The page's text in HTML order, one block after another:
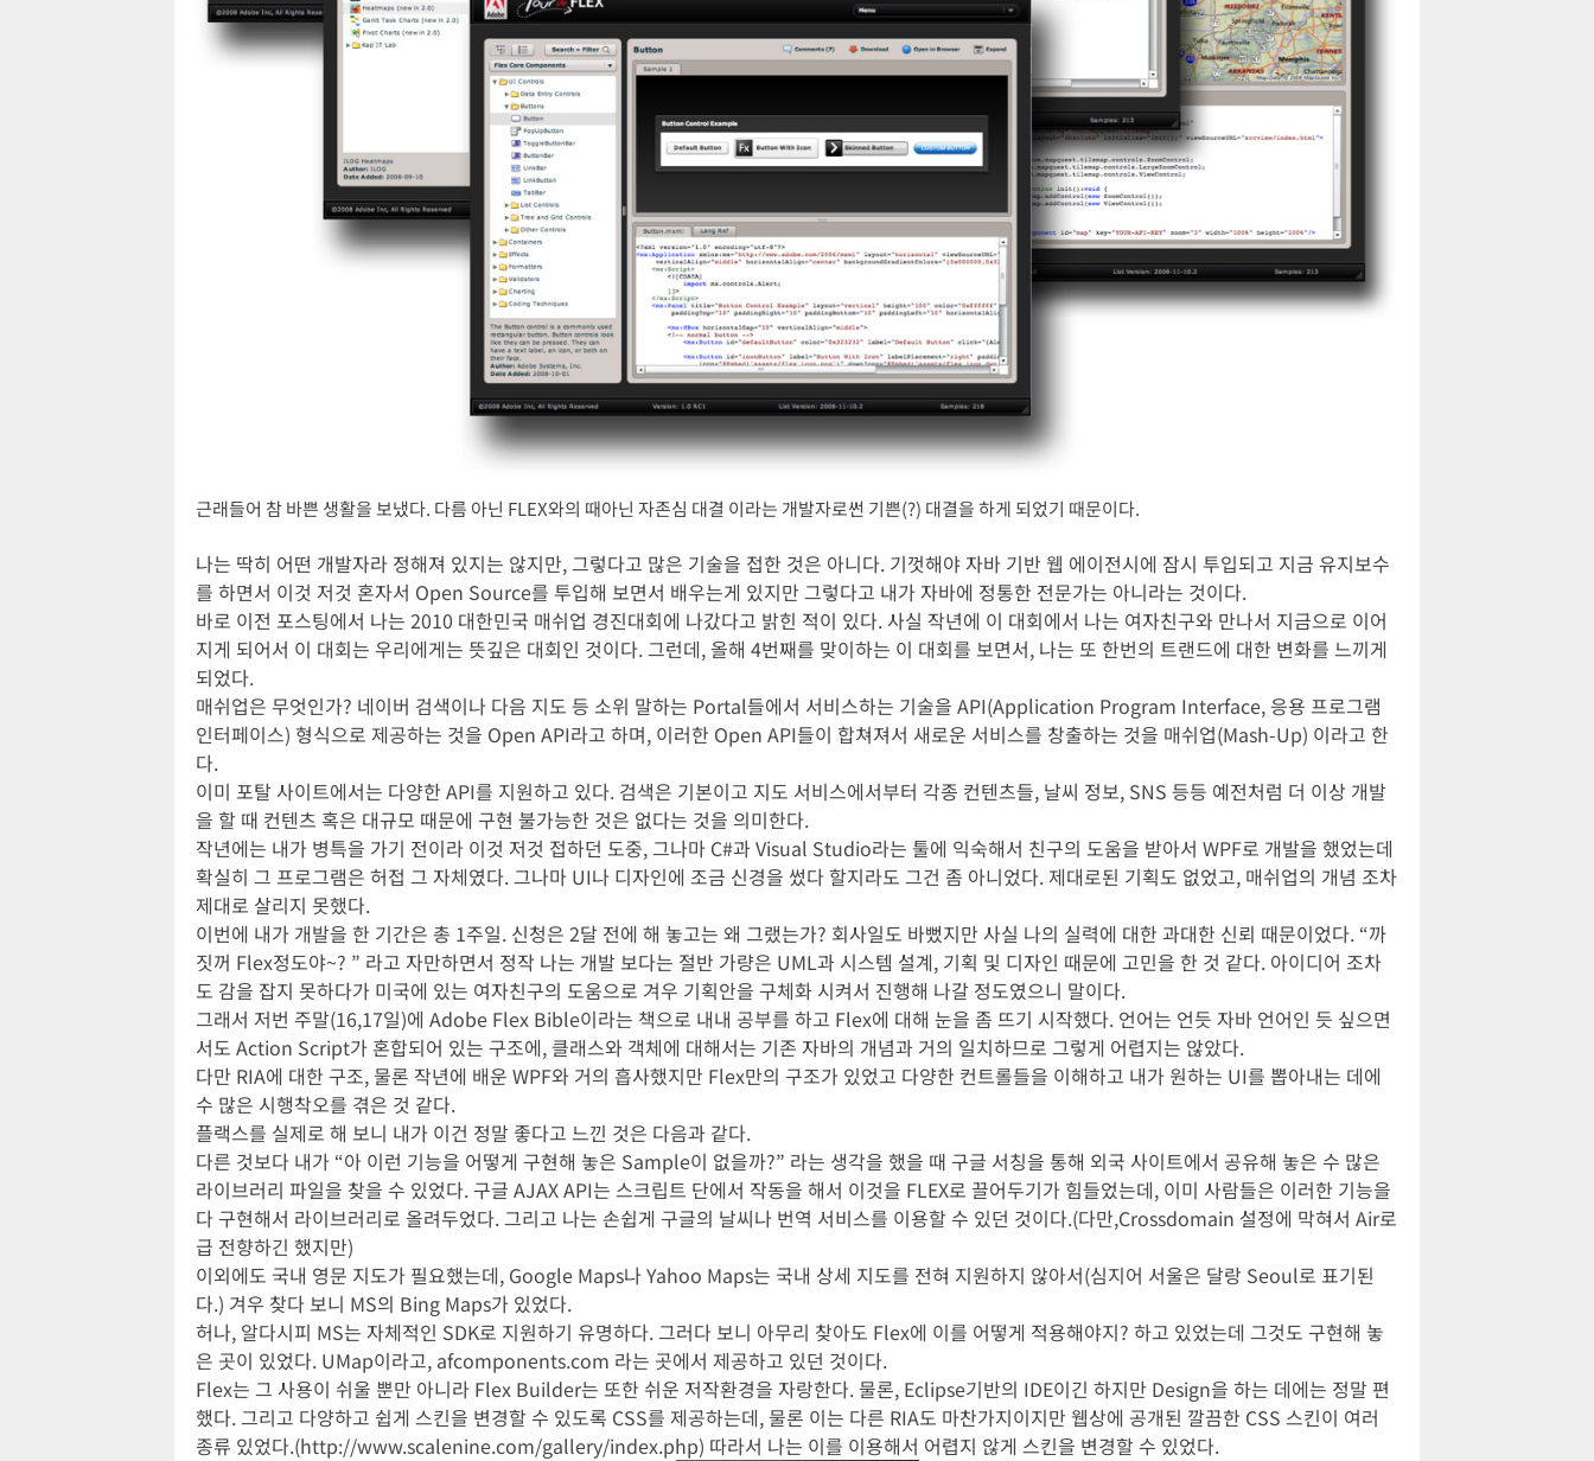
근래들어 참 바쁜 생활을 보냈다. 다름 아닌 FLEX와의 때아닌 자존심 대결 이라는 개발자로썬 기쁜(?) 대결을 하게 되었기 때문이다.
나는 딱히 어떤 개발자라 정해져 있지는 않지만, 그렇다고 많은 기술을 접한 것은 아니다. 기껏해야 자바 기반 웹 에이전시에 잠시 투입되고 지금 유지보수
를 하면서 이것 저것 혼자서 Open Source를 투입해 보면서 배우는게 있지만 그렇다고 내가 자바에 정통한 전문가는 아니라는 것이다.
바로 이전 포스팅에서 나는 2010 대한민국 매쉬업 경진대회에 나갔다고 밝힌 적이 있다. 사실 작년에 이 대회에서 나는 여자친구와 만나서 지금으로 이어
지게 되어서 이 대회는 우리에게는 뜻깊은 대회인 것이다. 그런데, 올해 4번째를 맞이하는 이 대회를 보면서, 나는 또 한번의 트랜드에 대한 변화를 느끼게
되었다.
매쉬업은 무엇인가? 네이버 검색이나 다음 지도 등 소위 말하는 Portal들에서 서비스하는 기술을 API(Application Program Interface, 응용 프로그램
인터페이스) 형식으로 제공하는 것을 Open API라고 하며, 이러한 Open API들이 합쳐져서 새로운 서비스를 창출하는 것을 매쉬업(Mash-Up) 이라고 한
다.
이미 포탈 사이트에서는 다양한 API를 지원하고 있다. 검색은 기본이고 지도 서비스에서부터 각종 컨텐츠들, 날씨 정보, SNS 등등 예전처럼 더 이상 개발
을 할 때 컨텐츠 혹은 대규모 때문에 구현 불가능한 것은 없다는 것을 의미한다.
작년에는 내가 병특을 가기 전이라 이것 저것 접하던 도중, 그나마 C#과 Visual Studio라는 툴에 익숙해서 친구의 도움을 받아서 WPF로 개발을 했었는데
확실히 그 프로그램은 허접 그 자체였다. 그나마 UI나 디자인에 조금 신경을 썼다 할지라도 그건 좀 아니었다. 제대로된 기획도 없었고, 매쉬업의 개념 조차
제대로 살리지 못했다.
이번에 내가 개발을 한 기간은 총 1주일. 신청은 2달 전에 해 놓고는 왜 그랬는가? 회사일도 바뻤지만 사실 나의 실력에 대한 과대한 신뢰 때문이었다. “까
짓꺼 Flex정도야~? ” 라고 자만하면서 정작 나는 개발 보다는 절반 가량은 UML과 시스템 설계, 기획 및 디자인 때문에 고민을 한 것 같다. 아이디어 조차
도 감을 잡지 못하다가 미국에 있는 여자친구의 도움으로 겨우 기획안을 구체화 시켜서 진행해 나갈 정도였으니 말이다.
그래서 저번 주말(16,17일)에 Adobe Flex Bible이라는 책으로 내내 공부를 하고 Flex에 대해 눈을 좀 뜨기 시작했다. 언어는 언듯 자바 언어인 듯 싶으면
서도 Action Script가 혼합되어 있는 구조에, 클래스와 객체에 대해서는 기존 자바의 개념과 거의 일치하므로 그렇게 어렵지는 않았다.
다만 RIA에 대한 구조, 물론 작년에 배운 WPF와 거의 흡사했지만 Flex만의 구조가 있었고 다양한 컨트롤들을 이해하고 내가 원하는 UI를 뽑아내는 데에
수 많은 시행착오를 겪은 것 같다.
플랙스를 실제로 해 보니 내가 이건 정말 좋다고 느낀 것은 다음과 같다.
다른 것보다 내가 “아 이런 기능을 어떻게 구현해 놓은 Sample이 없을까?” 라는 생각을 했을 때 구글 서칭을 통해 외국 사이트에서 공유해 놓은 수 많은
라이브러리 파일을 찾을 수 있었다. 구글 AJAX API는 스크립트 단에서 작동을 해서 이것을 FLEX로 끌어두기가 힘들었는데, 이미 사람들은 이러한 기능을
다 구현해서 라이브러리로 올려두었다. 그리고 나는 손쉽게 구글의 날씨나 번역 서비스를 이용할 수 있던 것이다.(다만,Crossdomain 설정에 막혀서 Air로
급 전향하긴 했지만)
이외에도 국내 영문 지도가 필요했는데, Google Maps나 Yahoo Maps는 국내 상세 지도를 전혀 지원하지 않아서(심지어 서울은 달랑 Seoul로 표기된
다.) 겨우 찾다 보니 MS의 Bing Maps가 있었다.
허나, 알다시피 MS는 자체적인 SDK로 지원하기 유명하다. 그러다 보니 아무리 찾아도 Flex에 이를 어떻게 적용해야지? 하고 있었는데 그것도 구현해 놓
은 곳이 있었다. UMap이라고, afcomponents.com 라는 곳에서 제공하고 있던 것이다.
Flex는 그 사용이 쉬울 뿐만 아니라 Flex Builder는 또한 쉬운 저작환경을 자랑한다. 물론, Eclipse기반의 IDE이긴 하지만 Design을 하는 데에는 정말 편
했다. 그리고 다양하고 쉽게 스킨을 변경할 수 있도록 CSS를 제공하는데, 물론 이는 다른 RIA도 마찬가지이지만 웹상에 공개된 깔끔한 CSS 스킨이 여러
종류 있었다.(http://www.scalenine.com/gallery/index.php) 따라서 나는 이를 이용해서 어렵지 않게 스킨을 변경할 수 있었다.